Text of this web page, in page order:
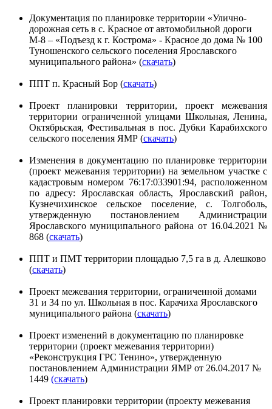
Документация по планировке территории «Улично-
дорожная сеть в с. Красное от автомобильной дороги
М-8 – «Подъезд к г. Кострома» - Красное до дома № 100
Туношенского сельского поселения Ярославского
муниципального района» (скачать)
ППТ п. Красный Бор (скачать)
Проект планировки территории, проект межевания
территории ограниченной улицами Школьная, Ленина,
Октябрьская, Фестивальная в пос. Дубки Карабихского
сельского поселения ЯМР (скачать)
Изменения в документацию по планировке территории
(проект межевания территории) на земельном участке с
кадастровым номером 76:17:033901:94, расположенном
по адресу: Ярославская область, Ярославский район,
Кузнечихинское сельское поселение, с. Толгоболь,
утвержденную постановлением Администрации
Ярославского муниципального района от 16.04.2021 №
868 (скачать)
ППТ и ПМТ территории площадью 7,5 га в д. Алешково
(скачать)
Проект межевания территории, ограниченной домами
31 и 34 по ул. Школьная в пос. Карачиха Ярославского
муниципального района (скачать)
Проект изменений в документацию по планировке
территории (проект межевания территории)
«Реконструкция ГРС Тенино», утвержденную
постановлением Администрации ЯМР от 26.04.2017 №
1449 (скачать)
Проект планировки территории (проекту межевания